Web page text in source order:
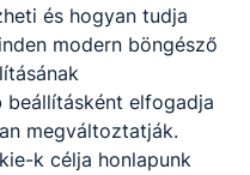
és hogyan tudja
modern böngésző
beállításként elfogadja
megváltoztatják.
k célja honlapunk